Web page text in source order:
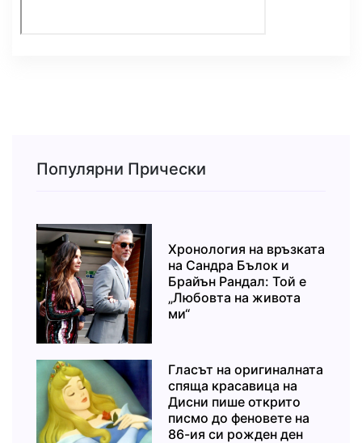
Популярни Прически
Хронология на връзката
на Сандра Бълок и
Брайън Рандал: Той е
„Любовта на живота
ми“
Гласът на оригиналната
спяща красавица на
Дисни пише открито
писмо до феновете на
86-ия си рожден ден